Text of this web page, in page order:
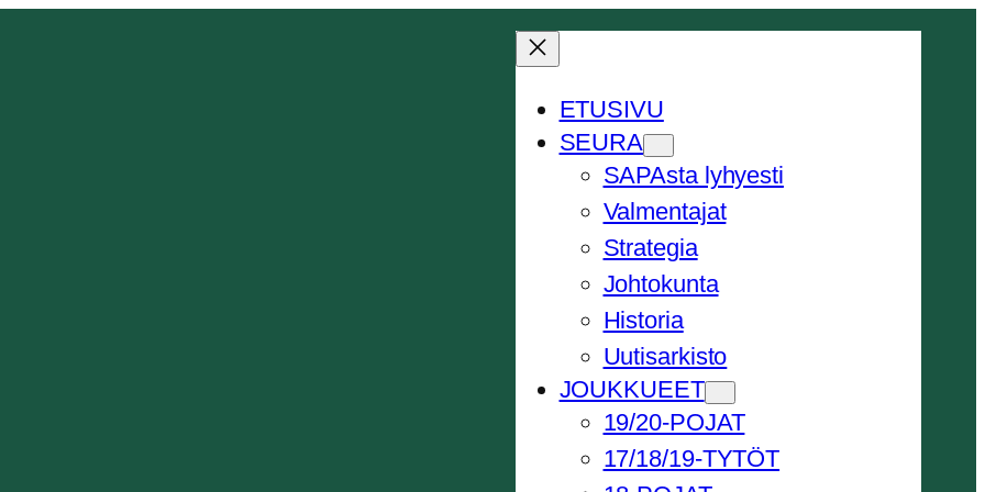
ETUSIVU
SEURA
SAPAsta lyhyesti
Valmentajat
Strategia
Johtokunta
Historia
Uutisarkisto
JOUKKUEET
19/20-POJAT
17/18/19-TYTÖT